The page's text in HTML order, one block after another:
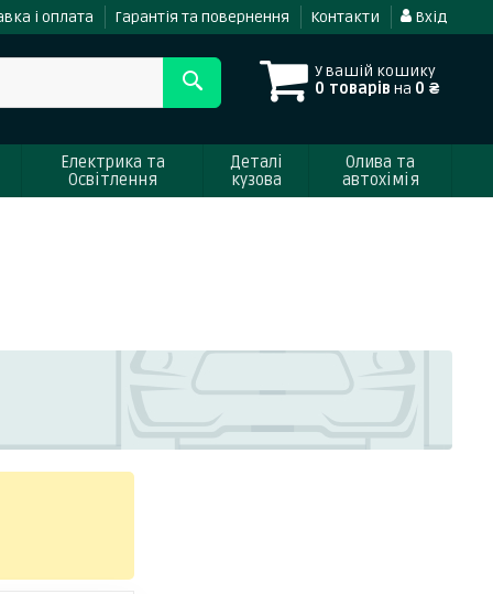
і оплата Гарантія та повернення Контакти Вхід
У вашій кошику
0 товарів на 0 ₴
Електрика та
Освітлення
Деталі
кузова
Олива та
автохімія